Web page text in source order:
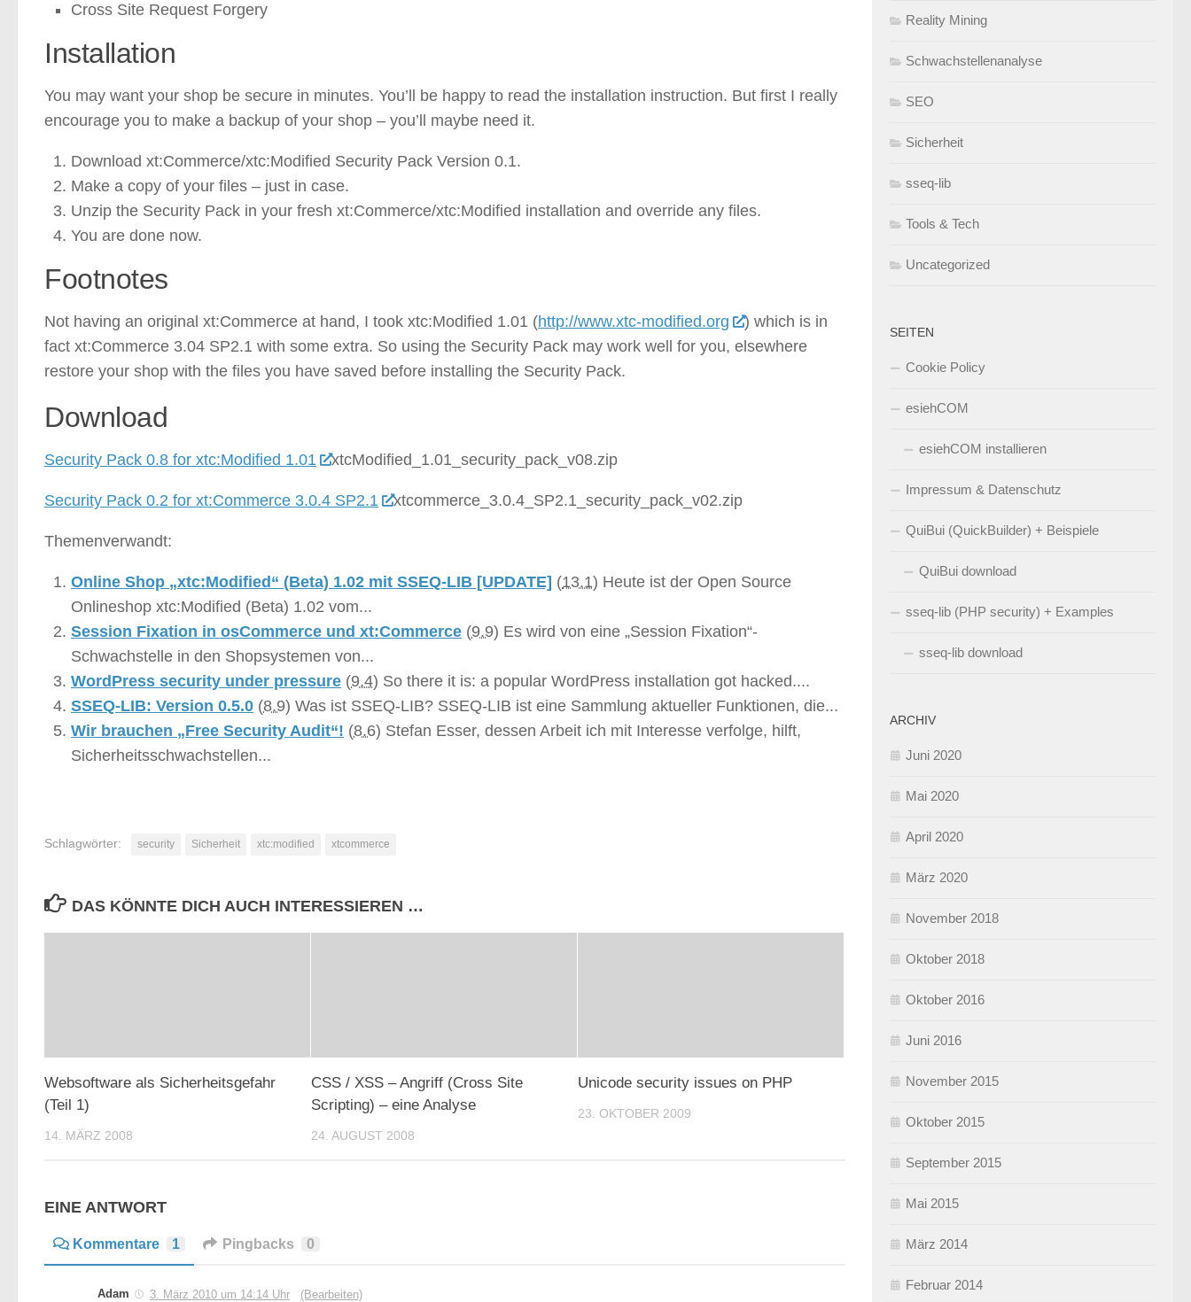
Cross Site Request Forgery
Installation
You may want your shop be secure in minutes. You’ll be happy to read the installation instruction. But first I really
encourage you to make a backup of your shop – you’ll maybe need it.
Download xt:Commerce/xtc:Modified Security Pack Version 0.1.
Make a copy of your files – just in case.
Unzip the Security Pack in your fresh xt:Commerce/xtc:Modified installation and override any files.
You are done now.
Footnotes
Not having an original xt:Commerce at hand, I took xtc:Modified 1.01 (http://www.xtc-modified.org
) which is in
fact xt:Commerce 3.04 SP2.1 with some extra. So using the Security Pack may work well for you, elsewhere
restore your shop with the files you have saved before installing the Security Pack.
Download
Security Pack 0.8 for xtc:Modified 1.01 xtcModified_1.01_security_pack_v08.zip
Security Pack 0.2 for xt:Commerce 3.0.4 SP2.1 xtcommerce_3.0.4_SP2.1_security_pack_v02.zip
Themenverwandt:
Online Shop „xtc:Modified“ (Beta) 1.02 mit SSEQ-LIB [UPDATE] (13.1) Heute ist der Open Source
Onlineshop xtc:Modified (Beta) 1.02 vom...
Session Fixation in osCommerce und xt:Commerce (9.9) Es wird von eine „Session Fixation“-
Schwachstelle in den Shopsystemen von...
WordPress security under pressure (9.4) So there it is: a popular WordPress installation got hacked....
SSEQ-LIB: Version 0.5.0 (8.9) Was ist SSEQ-LIB? SSEQ-LIB ist eine Sammlung aktueller Funktionen, die...
Wir brauchen „Free Security Audit“! (8.6) Stefan Esser, dessen Arbeit ich mit Interesse verfolge, hilft,
Sicherheitsschwachstellen...
Schlagwörter: security Sicherheit xtc:modified xtcommerce
DAS KÖNNTE DICH AUCH INTERESSIEREN …
Websoftware als Sicherheitsgefahr
(Teil 1)
14. MÄRZ 2008
CSS / XSS – Angriff (Cross Site
Scripting) – eine Analyse
24. AUGUST 2008
Unicode security issues on PHP
23. OKTOBER 2009
EINE ANTWORT
Kommentare 1 Pingbacks 0
Adam 3. März 2010 um 14:14 Uhr (Bearbeiten)
Reality Mining
Schwachstellenanalyse
SEO
Sicherheit
sseq-lib
Tools & Tech
Uncategorized
SEITEN
Cookie Policy
esiehCOM
esiehCOM installieren
Impressum & Datenschutz
QuiBui (QuickBuilder) + Beispiele
QuiBui download
sseq-lib (PHP security) + Examples
sseq-lib download
ARCHIV
Juni 2020
Mai 2020
April 2020
März 2020
November 2018
Oktober 2018
Oktober 2016
Juni 2016
November 2015
Oktober 2015
September 2015
Mai 2015
März 2014
Februar 2014